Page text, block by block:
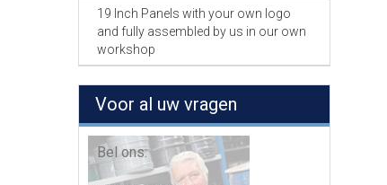
19 Inch Panels with your own logo
and fully assembled by us in our own
workshop
Voor al uw vragen
Bel ons: